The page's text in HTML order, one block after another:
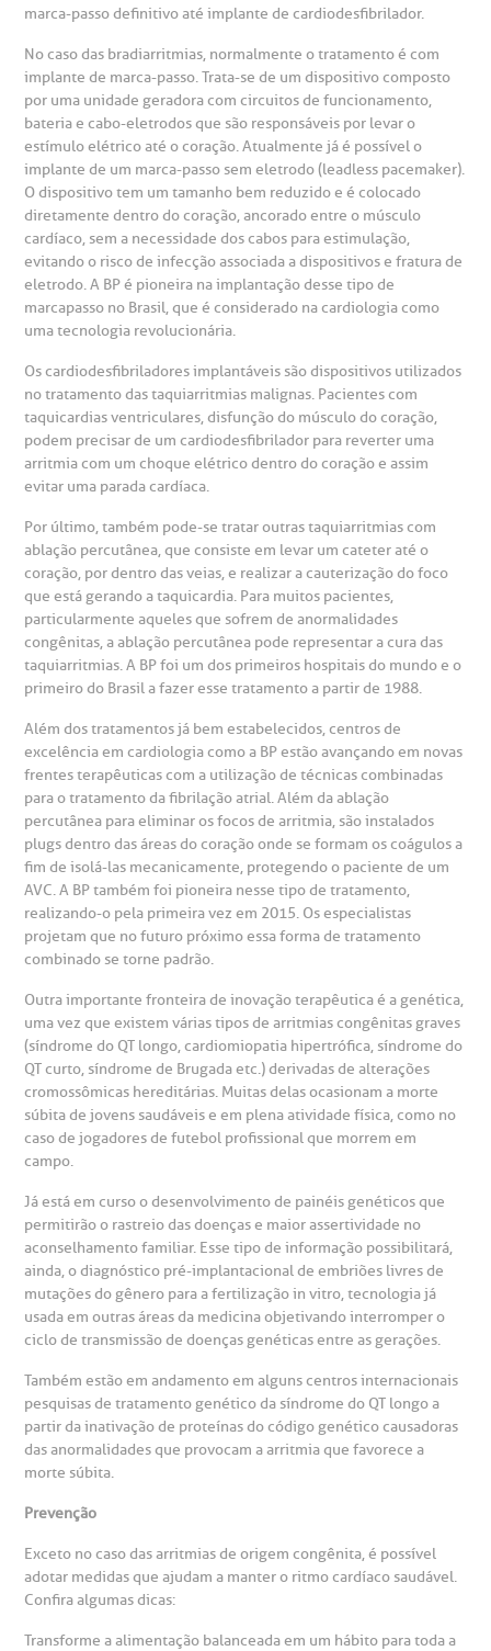
marca-passo definitivo até implante de cardiodesfibrilador.
No caso das bradiarritmias, normalmente o tratamento é com
implante de marca-passo. Trata-se de um dispositivo composto
por uma unidade geradora com circuitos de funcionamento,
bateria e cabo-eletrodos que são responsáveis por levar o
estímulo elétrico até o coração. Atualmente já é possível o
implante de um marca-passo sem eletrodo (leadless pacemaker).
O dispositivo tem um tamanho bem reduzido e é colocado
diretamente dentro do coração, ancorado entre o músculo
cardíaco, sem a necessidade dos cabos para estimulação,
evitando o risco de infecção associada a dispositivos e fratura de
eletrodo. A BP é pioneira na implantação desse tipo de
marcapasso no Brasil, que é considerado na cardiologia como
uma tecnologia revolucionária.
Os cardiodesfibriladores implantáveis são dispositivos utilizados
no tratamento das taquiarritmias malignas. Pacientes com
taquicardias ventriculares, disfunção do músculo do coração,
podem precisar de um cardiodesfibrilador para reverter uma
arritmia com um choque elétrico dentro do coração e assim
evitar uma parada cardíaca.
Por último, também pode-se tratar outras taquiarritmias com
ablação percutânea, que consiste em levar um cateter até o
coração, por dentro das veias, e realizar a cauterização do foco
que está gerando a taquicardia. Para muitos pacientes,
particularmente aqueles que sofrem de anormalidades
congênitas, a ablação percutânea pode representar a cura das
taquiarritmias. A BP foi um dos primeiros hospitais do mundo e o
primeiro do Brasil a fazer esse tratamento a partir de 1988.
Além dos tratamentos já bem estabelecidos, centros de
excelência em cardiologia como a BP estão avançando em novas
frentes terapêuticas com a utilização de técnicas combinadas
para o tratamento da fibrilação atrial. Além da ablação
percutânea para eliminar os focos de arritmia, são instalados
plugs dentro das áreas do coração onde se formam os coágulos a
fim de isolá-las mecanicamente, protegendo o paciente de um
AVC. A BP também foi pioneira nesse tipo de tratamento,
realizando-o pela primeira vez em 2015. Os especialistas
projetam que no futuro próximo essa forma de tratamento
combinado se torne padrão.
Outra importante fronteira de inovação terapêutica é a genética,
uma vez que existem várias tipos de arritmias congênitas graves
(síndrome do QT longo, cardiomiopatia hipertrófica, síndrome do
QT curto, síndrome de Brugada etc.) derivadas de alterações
cromossômicas hereditárias. Muitas delas ocasionam a morte
súbita de jovens saudáveis e em plena atividade física, como no
caso de jogadores de futebol profissional que morrem em
campo.
Já está em curso o desenvolvimento de painéis genéticos que
permitirão o rastreio das doenças e maior assertividade no
aconselhamento familiar. Esse tipo de informação possibilitará,
ainda, o diagnóstico pré-implantacional de embriões livres de
mutações do gênero para a fertilização in vitro, tecnologia já
usada em outras áreas da medicina objetivando interromper o
ciclo de transmissão de doenças genéticas entre as gerações.
Também estão em andamento em alguns centros internacionais
pesquisas de tratamento genético da síndrome do QT longo a
partir da inativação de proteínas do código genético causadoras
das anormalidades que provocam a arritmia que favorece a
morte súbita.
Prevenção
Exceto no caso das arritmias de origem congênita, é possível
adotar medidas que ajudam a manter o ritmo cardíaco saudável.
Confira algumas dicas:
Transforme a alimentação balanceada em um hábito para toda a